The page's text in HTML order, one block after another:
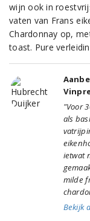
wijn ook in
vaten van Frans
Chardonnay op,
toast. Pure
"Voor
als
ietwat
milde
Bekijk